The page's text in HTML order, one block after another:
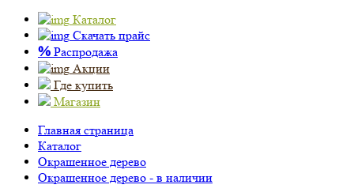
Каталог
Скачать прайс
% Распродажа
Акции
Где купить
Магазин
Главная страница
Каталог
Окрашенное дерево
Окрашенное дерево - в наличии